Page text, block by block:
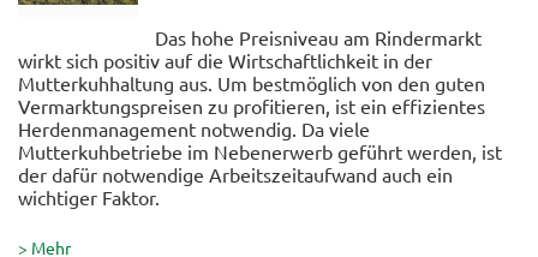
Das hohe Preisniveau am Rindermarkt
wirkt sich positiv auf die Wirtschaftlichkeit in der
Mutterkuhhaltung aus. Um bestmöglich von den guten
Vermarktungspreisen zu profitieren, ist ein effizientes
Herdenmanagement notwendig. Da viele
Mutterkuhbetriebe im Nebenerwerb geführt werden, ist
der dafür notwendige Arbeitszeitaufwand auch ein
wichtiger Faktor.
> Mehr